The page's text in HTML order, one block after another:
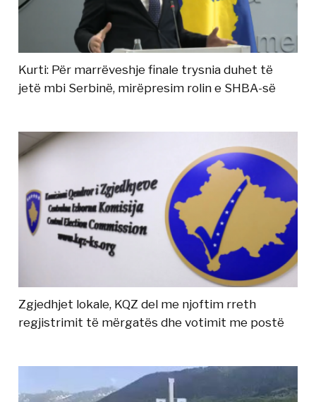
Kurti: Për marrëveshje finale trysnia duhet të
jetë mbi Serbinë, mirëpresim rolin e SHBA-së
Zgjedhjet lokale, KQZ del me njoftim rreth
regjistrimit të mërgatës dhe votimit me postë